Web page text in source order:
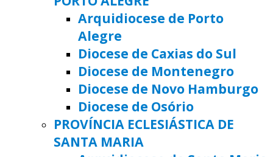
Arquidiocese de Porto
Alegre
Diocese de Caxias do Sul
Diocese de Montenegro
Diocese de Novo Hamburgo
Diocese de Osório
PROVÍNCIA ECLESIÁSTICA DE
SANTA MARIA